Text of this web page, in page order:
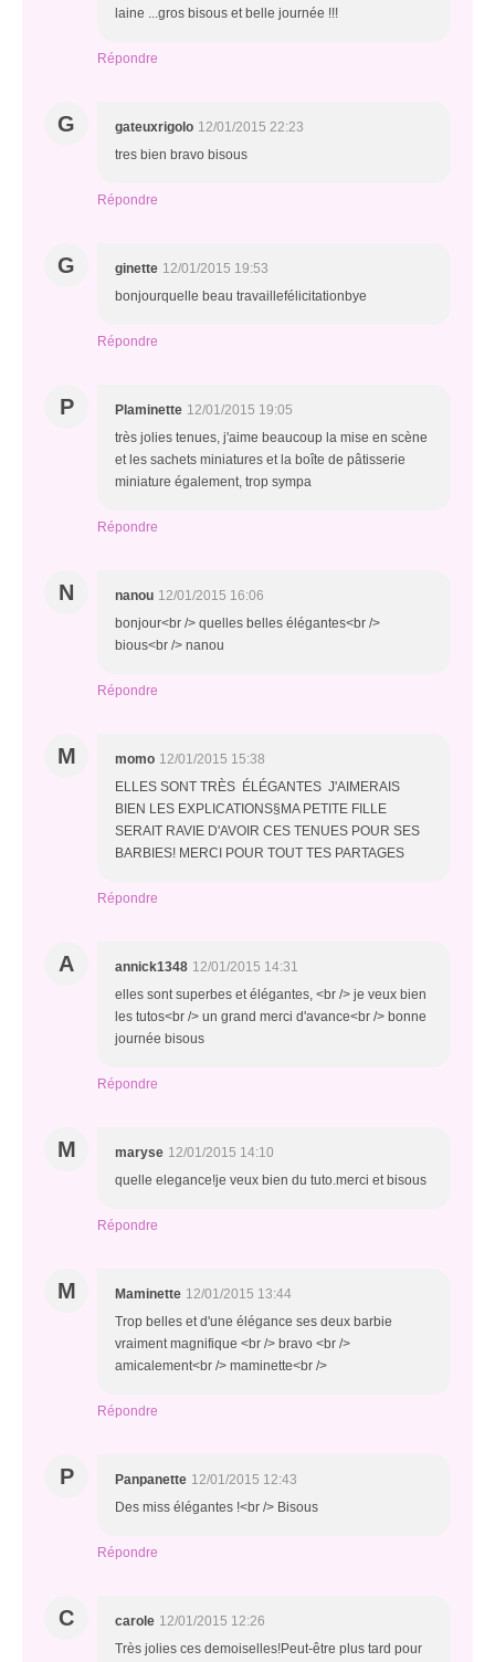
laine ...gros bisous et belle journée !!!
Répondre
G gateuxrigolo 12/01/2015 22:23
tres bien bravo bisous
Répondre
G ginette 12/01/2015 19:53
bonjourquelle beau travaillefélicitationbye
Répondre
P Plaminette 12/01/2015 19:05
très jolies tenues, j'aime beaucoup la mise en scène
et les sachets miniatures et la boîte de pâtisserie
miniature également, trop sympa
Répondre
N nanou 12/01/2015 16:06
bonjour<br /> quelles belles élégantes<br />
bious<br /> nanou
Répondre
M momo 12/01/2015 15:38
ELLES SONT TRÈS ÉLÉGANTES J'AIMERAIS
BIEN LES EXPLICATIONS§MA PETITE FILLE
SERAIT RAVIE D'AVOIR CES TENUES POUR SES
BARBIES! MERCI POUR TOUT TES PARTAGES
Répondre
A annick1348 12/01/2015 14:31
elles sont superbes et élégantes, <br /> je veux bien
les tutos<br /> un grand merci d'avance<br /> bonne
journée bisous
Répondre
M maryse 12/01/2015 14:10
quelle elegance!je veux bien du tuto.merci et bisous
Répondre
M Maminette 12/01/2015 13:44
Trop belles et d'une élégance ses deux barbie
vraiment magnifique <br /> bravo <br />
amicalement<br /> maminette<br />
Répondre
P Panpanette 12/01/2015 12:43
Des miss élégantes !<br /> Bisous
Répondre
C carole 12/01/2015 12:26
Très jolies ces demoiselles!Peut-être plus tard pour